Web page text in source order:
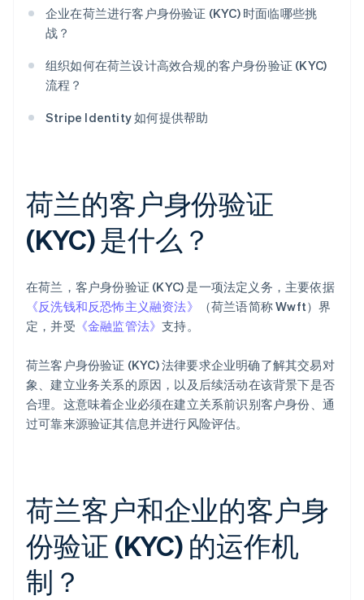
企业在荷兰进行客户身份验证 (KYC) 时面临哪些挑
战？
组织如何在荷兰设计高效合规的客户身份验证 (KYC)
流程？
Stripe Identity 如何提供帮助
荷兰的客户身份验证
(KYC) 是什么？
在荷兰，客户身份验证 (KYC) 是一项法定义务，主要依据
《反洗钱和反恐怖主义融资法》
（荷兰语简称 Wwft）界
定，并受 《金融监管法》支持。
荷兰客户身份验证 (KYC) 法律要求企业明确了解其交易对
象、建立业务关系的原因，以及后续活动在该背景下是否
合理。这意味着企业必须在建立关系前识别客户身份、通
过可靠来源验证其信息并进行风险评估。
荷兰客户和企业的客户身
份验证 (KYC) 的运作机
制？